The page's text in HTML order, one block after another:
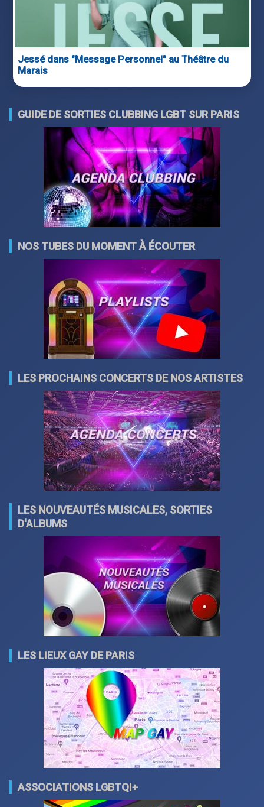
Jessé dans "Message Personnel" au Théâtre du
Marais
GUIDE DE SORTIES CLUBBING LGBT SUR PARIS
NOS TUBES DU MOMENT À ÉCOUTER
LES PROCHAINS CONCERTS DE NOS ARTISTES
LES NOUVEAUTÉS MUSICALES, SORTIES
D'ALBUMS
LES LIEUX GAY DE PARIS
ASSOCIATIONS LGBTQI+